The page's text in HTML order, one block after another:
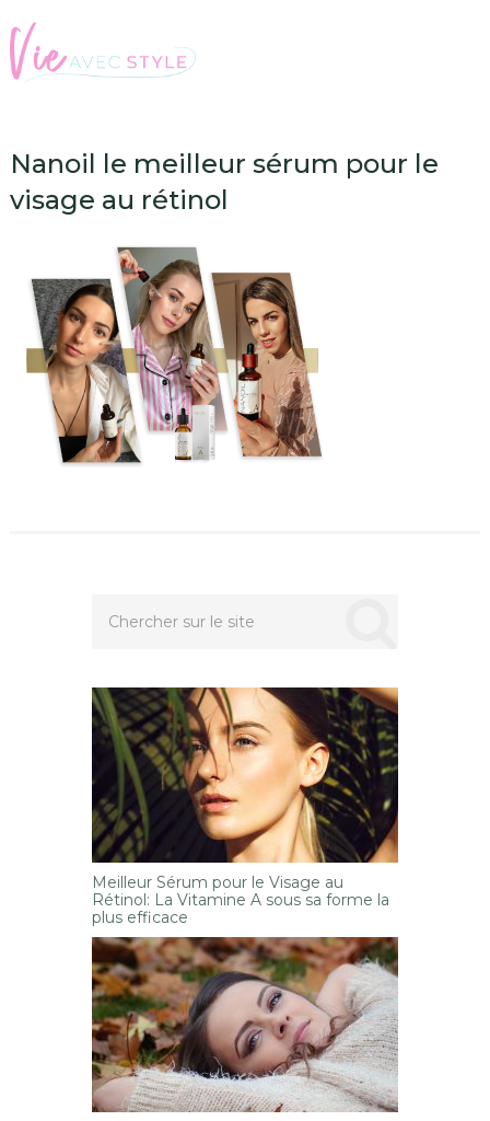
Nanoil le meilleur sérum pour le
visage au rétinol
Meilleur Sérum pour le Visage au
Rétinol: La Vitamine A sous sa forme la
plus efficace